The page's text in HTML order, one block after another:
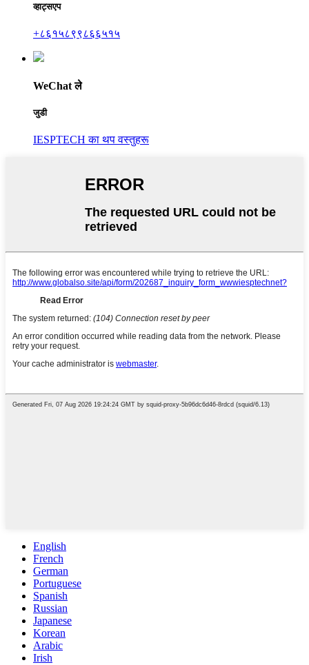
व्हाट्सएप
+८६१५८९९८६६५१५
WeChat ले
जुडी
IESPTECH का थप वस्तुहरू
English
French
German
Portuguese
Spanish
Russian
Japanese
Korean
Arabic
Irish